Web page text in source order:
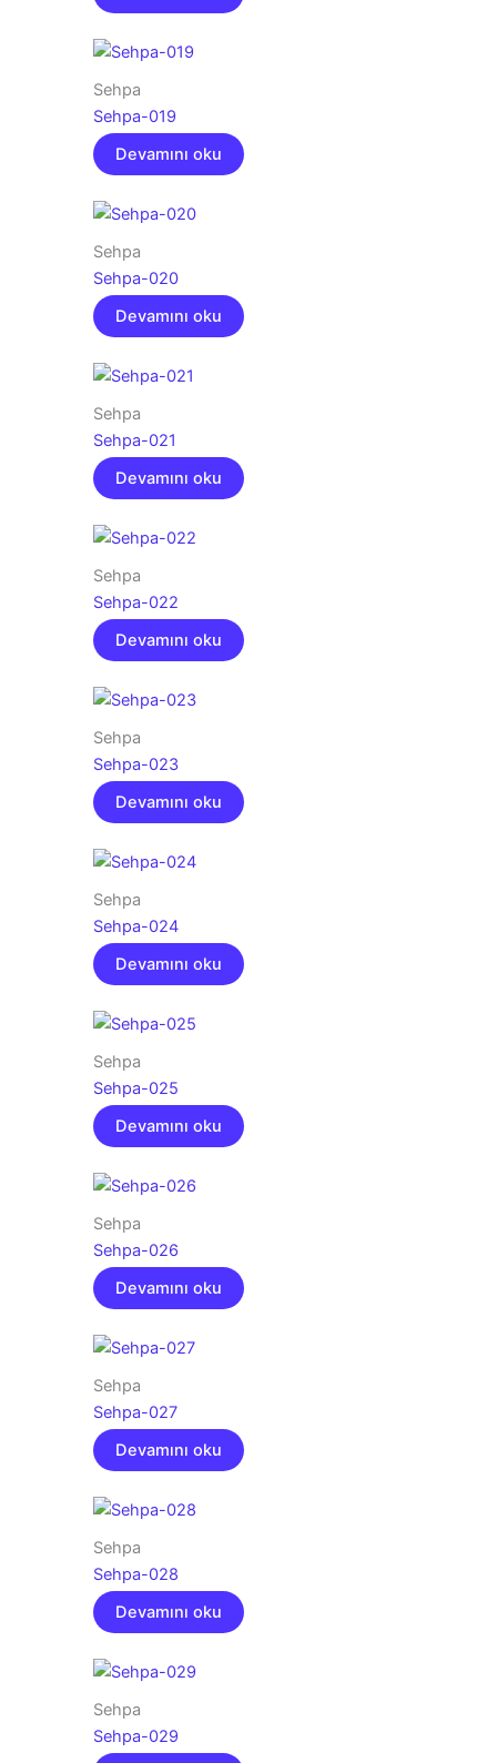
Sehpa
Sehpa-019
Devamını oku
Sehpa
Sehpa-020
Devamını oku
Sehpa
Sehpa-021
Devamını oku
Sehpa
Sehpa-022
Devamını oku
Sehpa
Sehpa-023
Devamını oku
Sehpa
Sehpa-024
Devamını oku
Sehpa
Sehpa-025
Devamını oku
Sehpa
Sehpa-026
Devamını oku
Sehpa
Sehpa-027
Devamını oku
Sehpa
Sehpa-028
Devamını oku
Sehpa
Sehpa-029